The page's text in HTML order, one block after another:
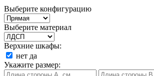
Выберите конфигурацию
Выберите материал
Верхние шкафы:
нет да
Укажите размер: